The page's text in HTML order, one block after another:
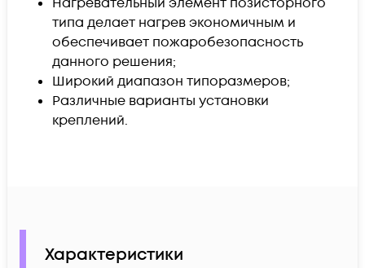
типа делает нагрев экономичным и
обеспечивает пожаробезопасность
данного решения;
Широкий диапазон типоразмеров;
Различные варианты установки
креплений.
Характеристики